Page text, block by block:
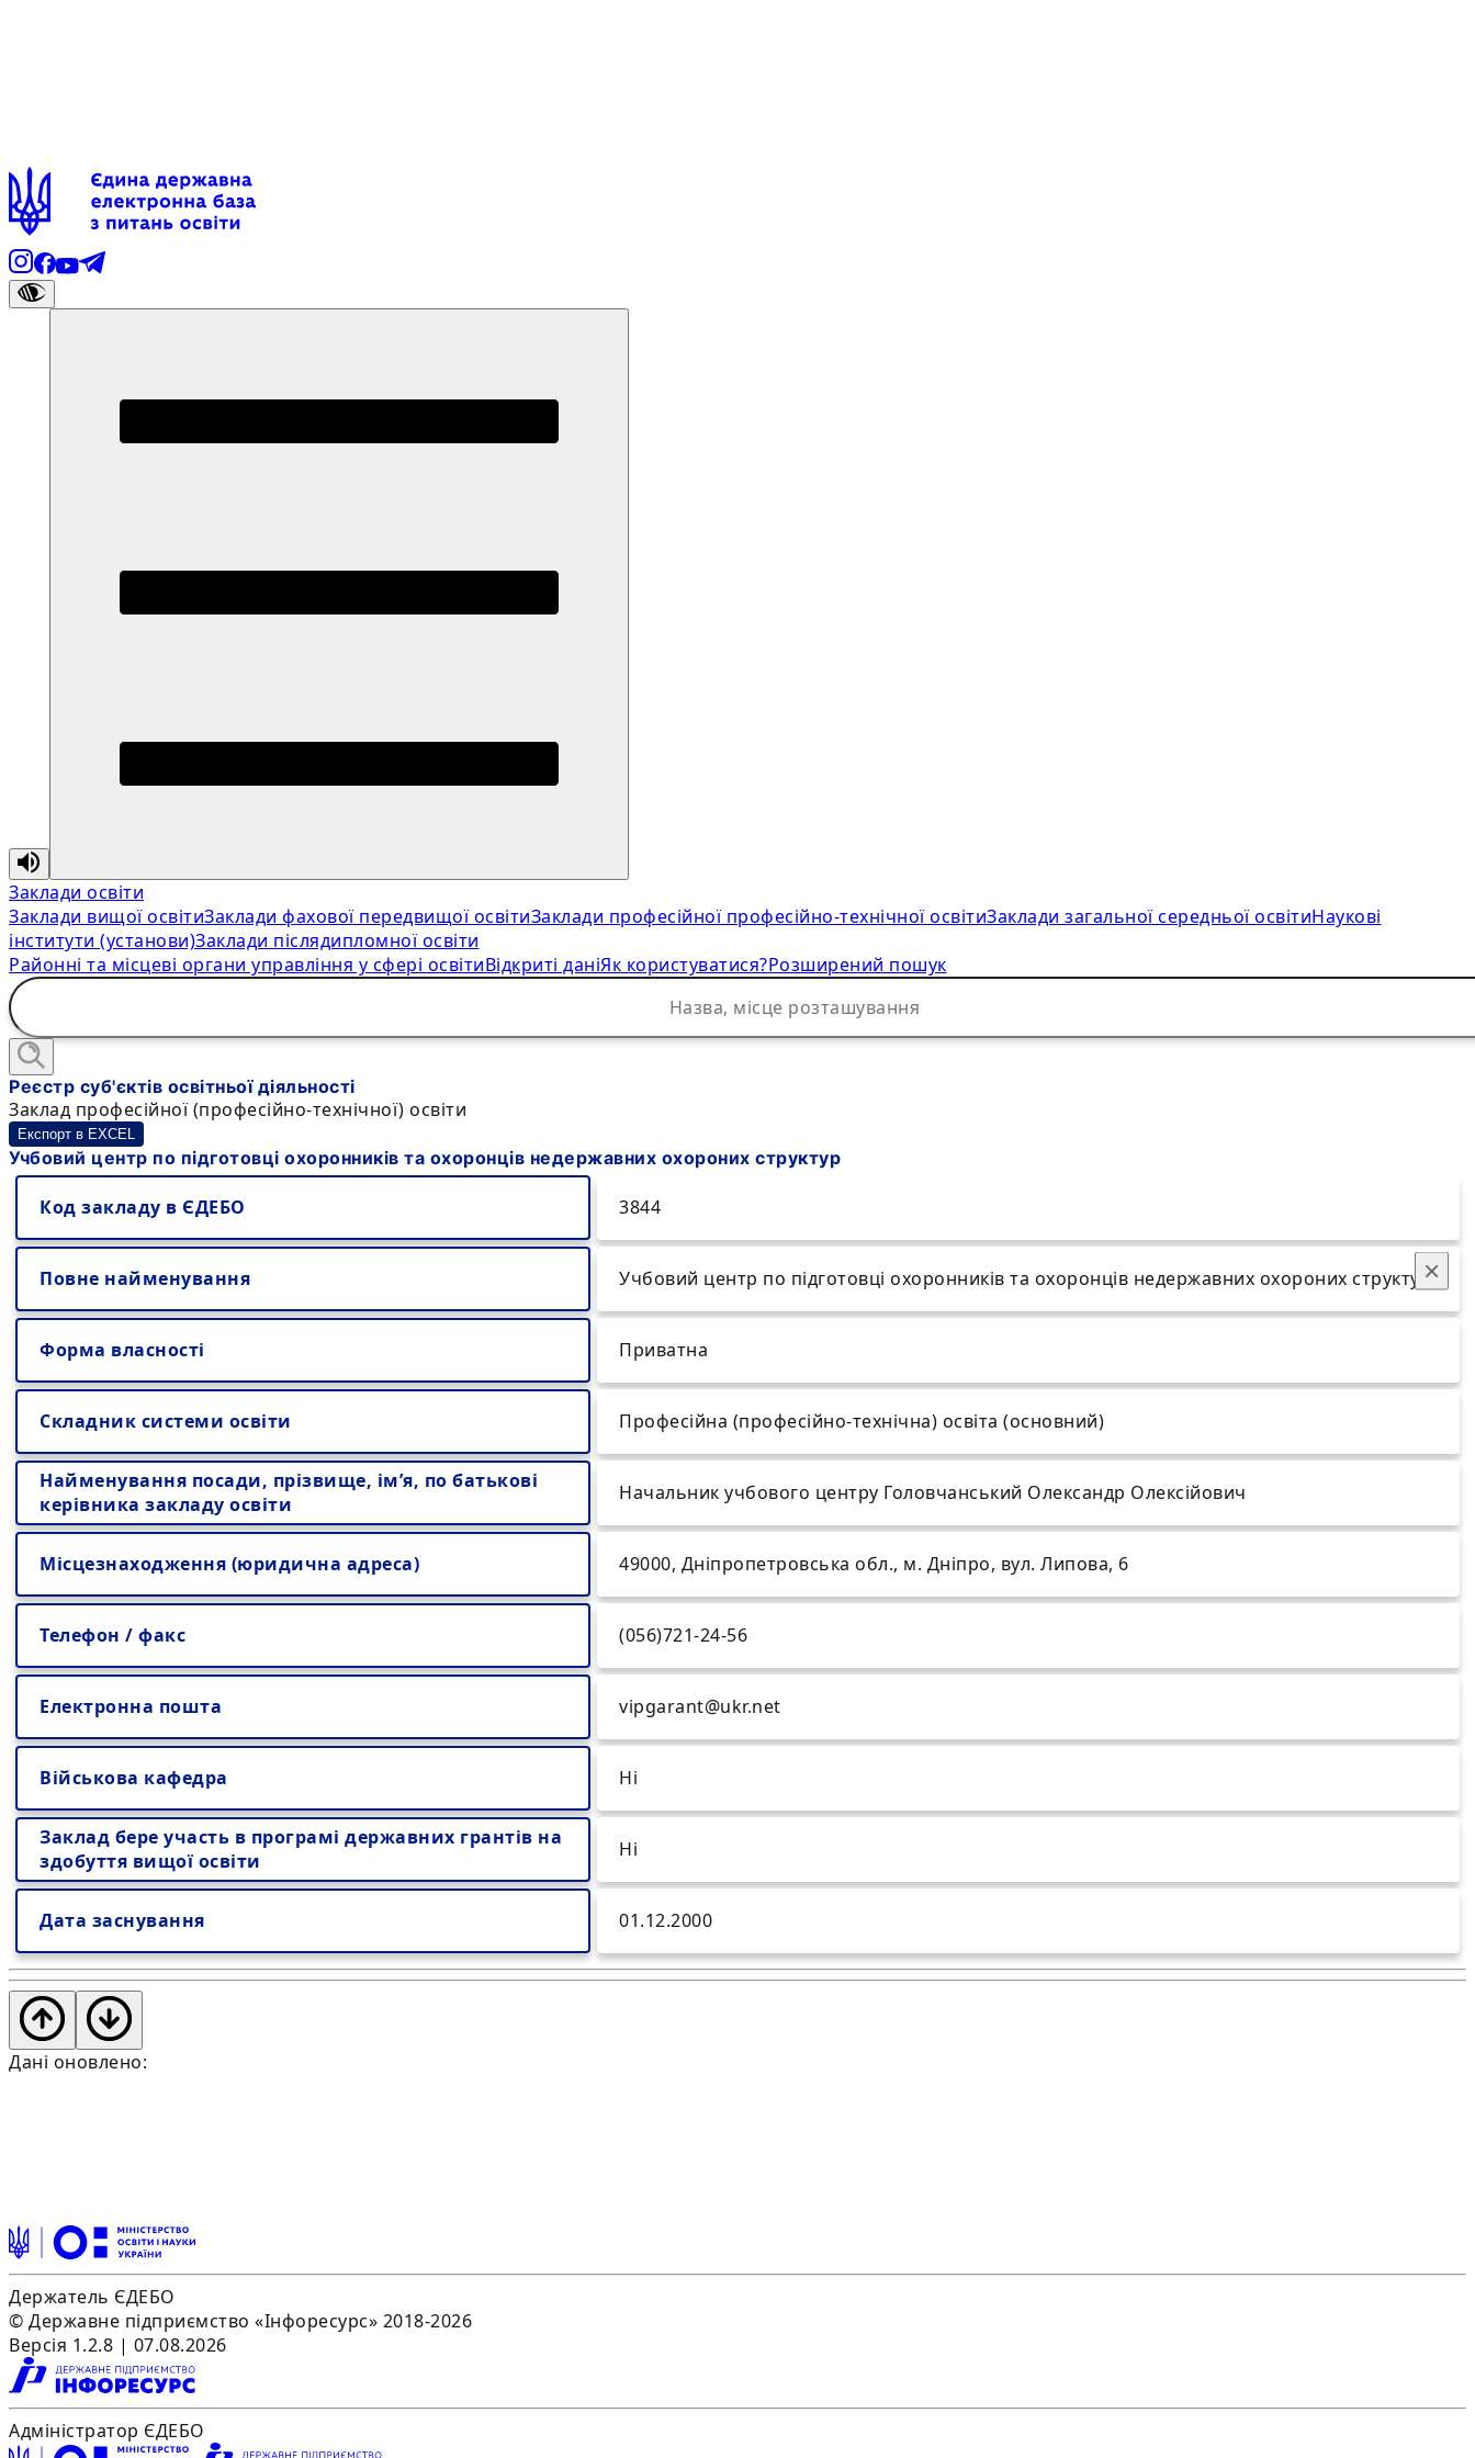
Заклади освіти
Заклади вищої освітиЗаклади фахової передвищої освітиЗаклади професійної професійно-технічної освітиЗаклади загальної середньої освітиНаукові
інститути (установи)Заклади післядипломної освіти
Районні та місцеві органи управління у сфері освітиВідкриті даніЯк користуватися?Розширений пошук
×
Реєстр суб'єктів освітньої діяльності
Заклад професійної (професійно-технічної) освіти
Експорт в EXCEL
Учбовий центр по підготовці охоронників та охоронців недержавних охороних структур
Код закладу в ЄДЕБО 3844
Повне найменування Учбовий центр по підготовці охоронників та охоронців недержавних охороних структур
Форма власності Приватна
Складник системи освіти Професійна (професійно-технічна) освіта (основний)
Найменування посади, прізвище, ім’я, по батькові
керівника закладу освіти
Начальник учбового центру Головчанський Олександр Олексійович
Місцезнаходження (юридична адреса) 49000, Дніпропетровська обл., м. Дніпро, вул. Липова, 6
Телефон / факс (056)721-24-56
Електронна пошта vipgarant@ukr.net
Військова кафедра Ні
Заклад бере участь в програмі державних грантів на
здобуття вищої освіти
Ні
Дата заснування 01.12.2000
Дані оновлено:
Держатель ЄДЕБО
© Державне підприємство «Інфоресурс» 2018-2026
Версія 1.2.8 | 07.08.2026
Адміністратор ЄДЕБО